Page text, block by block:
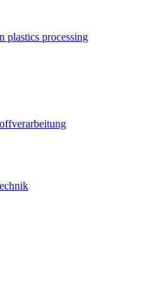
plastics processing